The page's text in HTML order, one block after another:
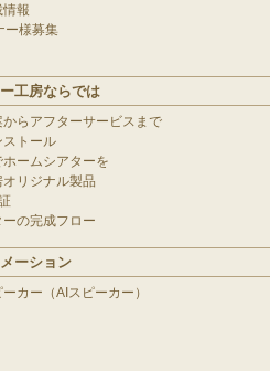
情報
ー様募集
工房ならでは
からアフターサービスまで
ストール
ホームシアターを
リジナル製品
の完成フロー
ーション
カー（AIスピーカー）